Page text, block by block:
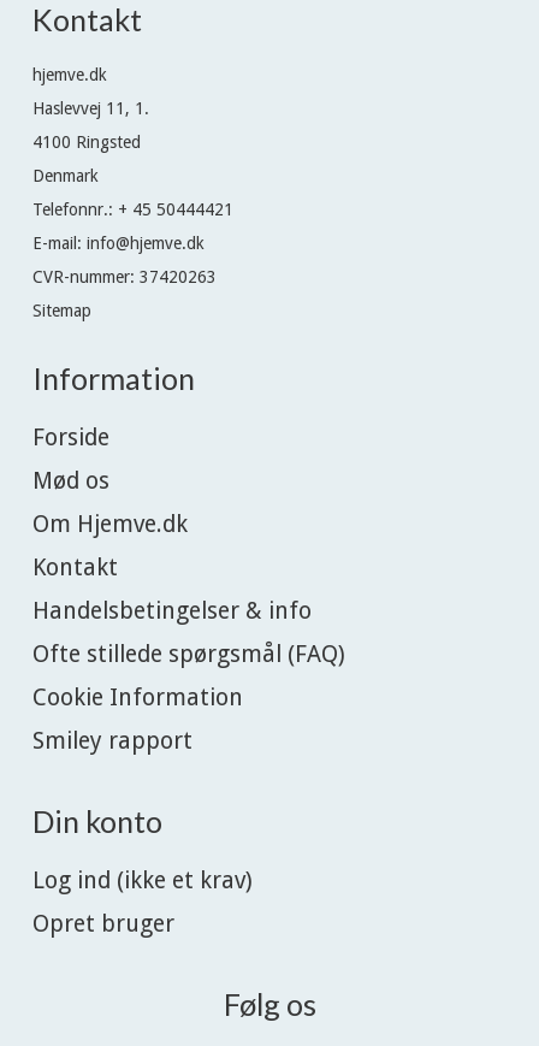
Kontakt
hjemve.dk
Haslevvej 11, 1.
4100 Ringsted
Denmark
Telefonnr.: + 45 50444421
E-mail: info@hjemve.dk
CVR-nummer: 37420263
Sitemap
Information
Forside
Mød os
Om Hjemve.dk
Kontakt
Handelsbetingelser & info
Ofte stillede spørgsmål (FAQ)
Cookie Information
Smiley rapport
Din konto
Log ind (ikke et krav)
Opret bruger
Følg os